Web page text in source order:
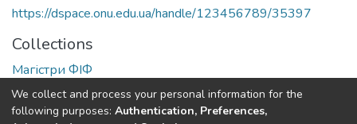
https://dspace.onu.edu.ua/handle/123456789/35397
Collections
Магістри ФІФ
Full item page
We collect and process your personal information for the
following purposes: Authentication, Preferences,